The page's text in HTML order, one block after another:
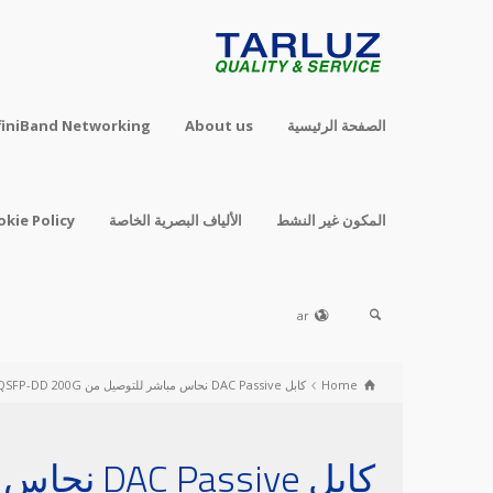
الصفحة الرئيسية About us
Networking
المكون غير النشط الألياف البصرية الخاصة Policy
ar
Home كابل DAC Passive نحاس مباشر للتوصيل من QSFP-DD 200G إلى 2× QSFP28 100G